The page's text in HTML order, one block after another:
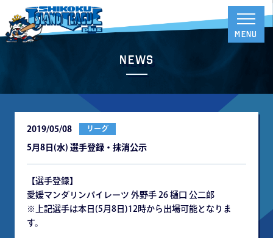
News
2019/05/08 リーグ
5月8日(水) 選手登録・抹消公示
【選手登録】
愛媛マンダリンパイレーツ 外野手 26 樋口 公二郎
※上記選手は本日(5月8日)12時から出場可能となりま
す。